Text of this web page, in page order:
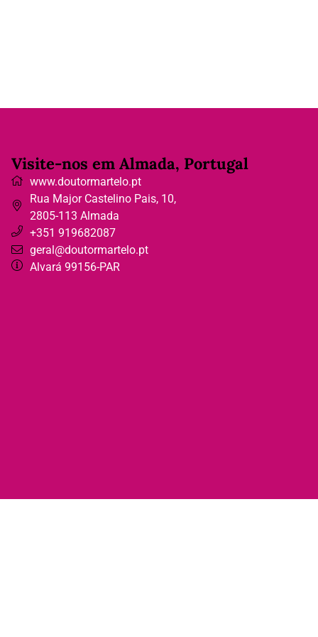
Visite-nos em Almada, Portugal
www.doutormartelo.pt
Rua Major Castelino Pais, 10,
2805-113 Almada
+351 919682087
geral@doutormartelo.pt
Alvará 99156-PAR